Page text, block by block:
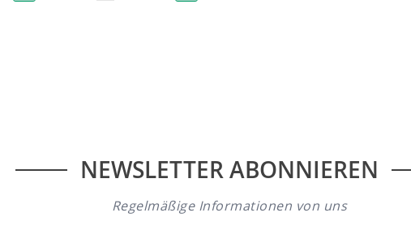
NEWSLETTER ABONNIEREN
Regelmäßige Informationen von uns